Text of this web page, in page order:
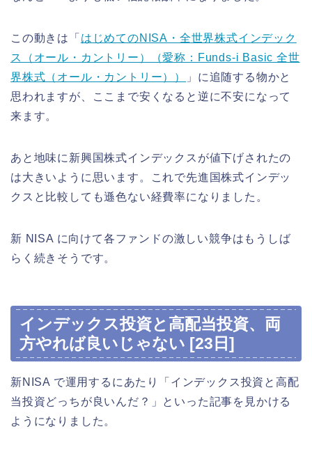
この動きは「 はじめてのNISA・全世界株式インデック
ス（オール・カントリー）（愛称：Funds-i Basic 全世
界株式（オール・カントリー））
」に追随する物かと
思われますが、ここまで安くなると逆に不安になって
来ます。
あと地味に新興国株式インデックスが値下げされたの
は大きいように思います。これで先進国株式インデッ
クスと比較しても遜色ない経費率になりました。
新 NISA に向けて各ファンドの激しい競争はもうしば
らく続きそうです。
インデックス投資と高配当投資、両
方やれば良いじゃない [23日]
新NISA で運用するにあたり「インデックス投資と高配
当投資どっちが良いんだ？」といった記事を見かける
ようになりました。